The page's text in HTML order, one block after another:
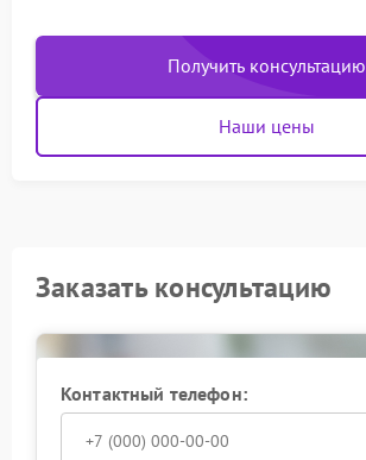
Получить консультацию
Наши цены
Заказать консультацию
Контактный телефон: